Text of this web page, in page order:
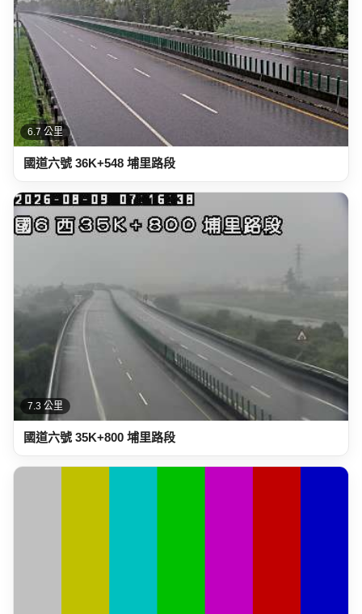
6.7 公里
國道六號 36K+548 埔里路段
7.3 公里
國道六號 35K+800 埔里路段